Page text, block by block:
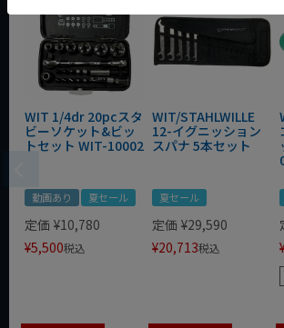
WIT 1/4dr 20pcスタ
ビーソケット&ビッ
トセット WIT-10002
動画あり 夏セール
定価 ¥10,780
¥5,500税込
WIT/STAHLWILLE
12-イグニッション
スパナ 5本セット
夏セール
定価 ¥29,590
¥20,713税込